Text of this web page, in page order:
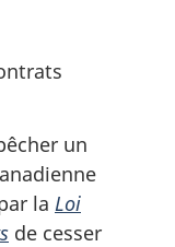
un
la Loi
de cesser